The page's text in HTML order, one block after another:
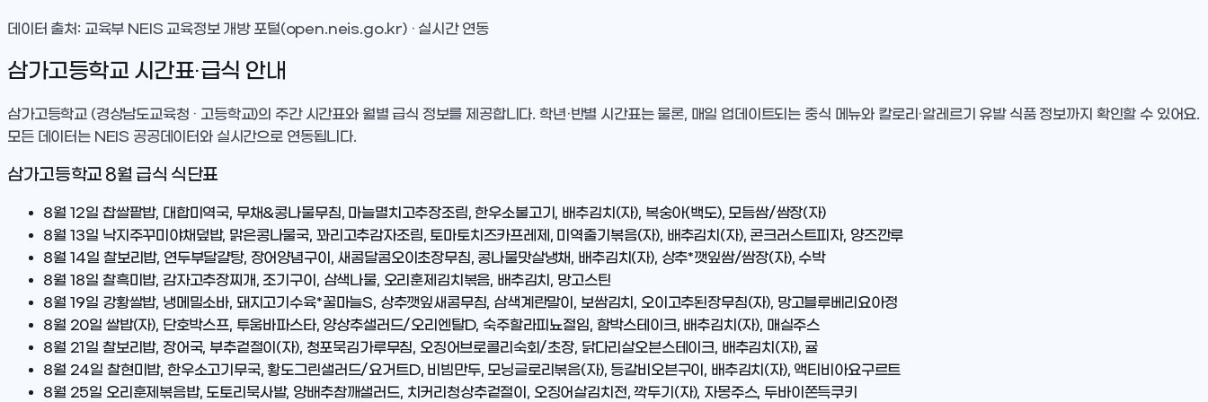
데이터 출처: 교육부 NEIS 교육정보 개방 포털(open.neis.go.kr) · 실시간 연동
삼가고등학교 시간표·급식 안내
삼가고등학교 (경상남도교육청 · 고등학교)의 주간 시간표와 월별 급식 정보를 제공합니다. 학년·반별 시간표는 물론, 매일 업데이트되는 중식 메뉴와 칼로리·알레르기 유발 식품 정보까지 확인할 수 있어요.
모든 데이터는 NEIS 공공데이터와 실시간으로 연동됩니다.
삼가고등학교 8월 급식 식단표
8월 12일 찹쌀팥밥, 대합미역국, 무채&콩나물무침, 마늘멸치고추장조림, 한우소불고기, 배추김치(자), 복숭아(백도), 모듬쌈/쌈장(자)
8월 13일 낙지주꾸미야채덮밥, 맑은콩나물국, 꽈리고추감자조림, 토마토치즈카프레제, 미역줄기볶음(자), 배추김치(자), 콘크러스트피자, 양즈깐루
8월 14일 찰보리밥, 연두부달걀탕, 장어양념구이, 새콤달콤오이초장무침, 콩나물맛살냉채, 배추김치(자), 상추*깻잎쌈/쌈장(자), 수박
8월 18일 찰흑미밥, 감자고추장찌개, 조기구이, 삼색나물, 오리훈제김치볶음, 배추김치, 망고스틴
8월 19일 강황쌀밥, 냉메밀소바, 돼지고기수육*꿀마늘S, 상추깻잎새콤무침, 삼색계란말이, 보쌈김치, 오이고추된장무침(자), 망고블루베리요아정
8월 20일 쌀밥(자), 단호박스프, 투움바파스타, 양상추샐러드/오리엔탈D, 숙주할라피뇨절임, 함박스테이크, 배추김치(자), 매실주스
8월 21일 찰보리밥, 장어국, 부추겉절이(자), 청포묵김가루무침, 오징어브로콜리숙회/초장, 닭다리살오븐스테이크, 배추김치(자), 귤
8월 24일 찰현미밥, 한우소고기무국, 황도그린샐러드/요거트D, 비빔만두, 모닝글로리볶음(자), 등갈비오븐구이, 배추김치(자), 액티비아요구르트
8월 25일 오리훈제볶음밥, 도토리묵사발, 양배추참깨샐러드, 치커리청상추겉절이, 오징어살김치전, 깍두기(자), 자몽주스, 두바이쫀득쿠키